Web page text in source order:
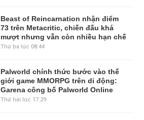
Beast of Reincarnation nhận điểm
73 trên Metacritic, chiến đấu khá
mượt nhưng vẫn còn nhiều hạn chế
Thứ ba lúc 08:44
Palworld chính thức bước vào thế
giới game MMORPG trên di động:
Garena công bố Palworld Online
Thứ hai lúc 17:29